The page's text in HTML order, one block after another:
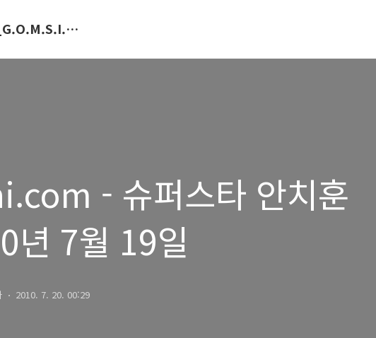
SuperStar_G.O.M.S.I.N.G.E
- 슈퍼스타 안치훈
년 7월 19일
2010. 7. 20. 00:29